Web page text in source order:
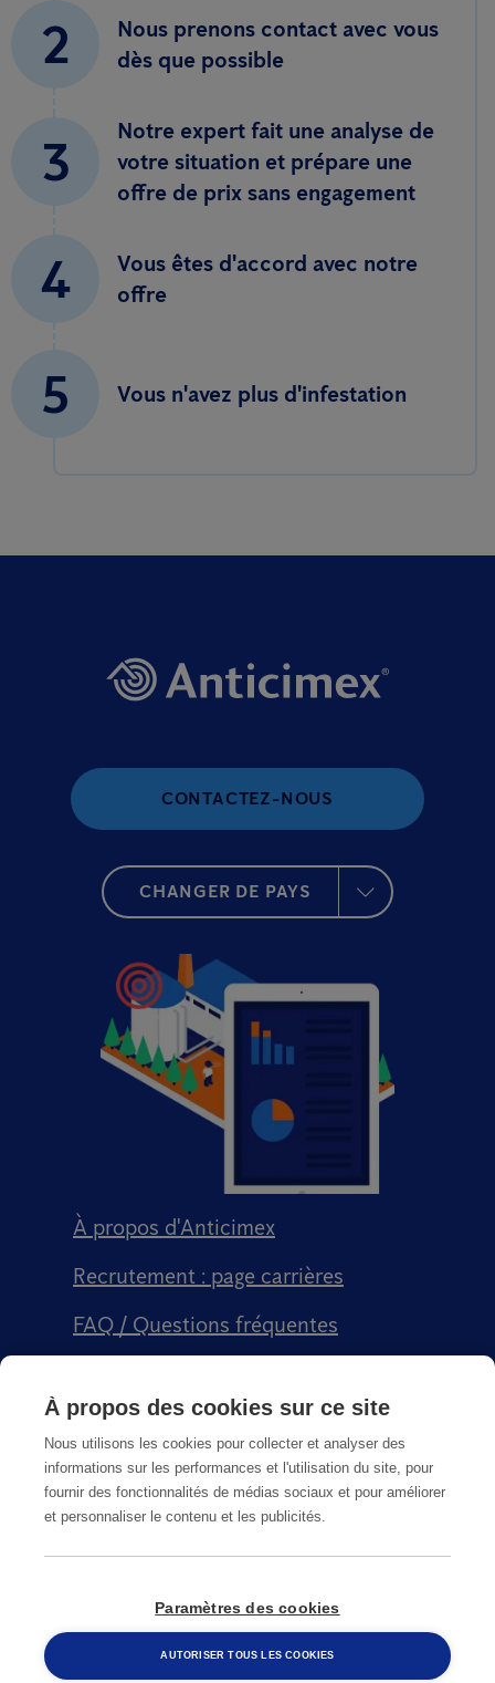
2
Nous prenons contact avec vous
dès que possible
3
Notre expert fait une analyse de
votre situation et prépare une
offre de prix sans engagement
4
Vous êtes d'accord avec notre
offre
5 Vous n'avez plus d'infestation
CONTACTEZ-NOUS
CHANGER DE PAYS
À propos d'Anticimex
Recrutement : page carrières
FAQ / Questions fréquentes
Conditions générales de vente CGPS
CGU
© Copyright2026Anticimex
À propos des cookies sur ce site
Nous utilisons les cookies pour collecter et analyser des
informations sur les performances et l'utilisation du site, pour
fournir des fonctionnalités de médias sociaux et pour améliorer
et personnaliser le contenu et les publicités.
Paramètres des cookies
AUTORISER TOUS LES COOKIES